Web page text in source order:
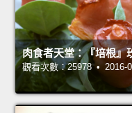
肉食者天堂：『培根』
觀看次數：25978 • 2016-